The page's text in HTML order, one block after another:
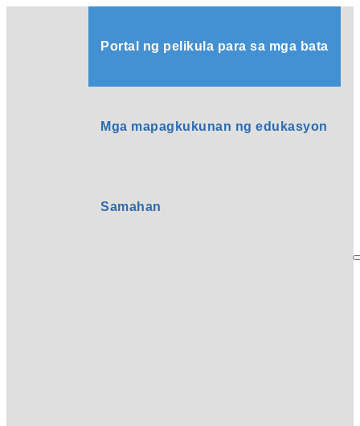
Portal ng pelikula para sa mga bata
Mga mapagkukunan ng edukasyon
Samahan